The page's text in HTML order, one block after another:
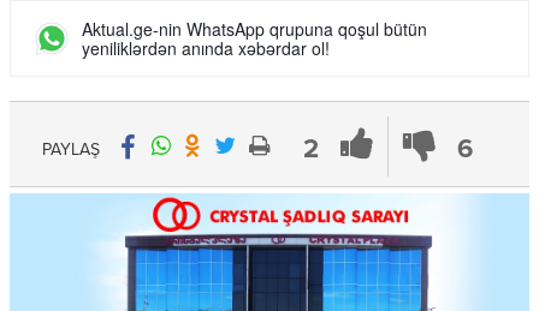
Aktual.ge-nin WhatsApp qrupuna qoşul bütün
yeniliklərdən anında xəbərdar ol!
2 6
PAYLAŞ